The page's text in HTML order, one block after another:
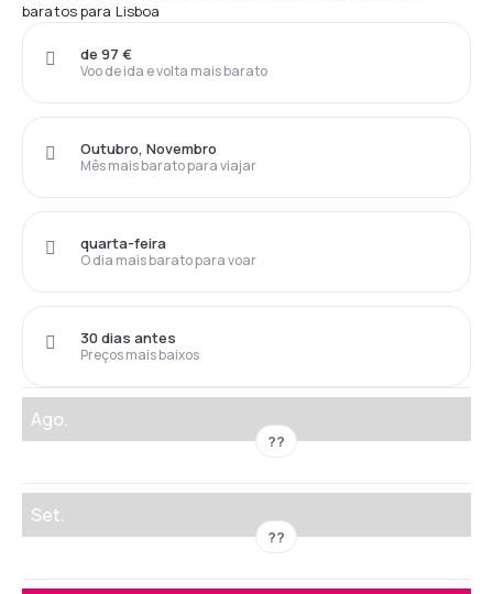
baratos para Lisboa
Voo de ida e volta mais barato
de 97 €
Mês mais barato para viajar
Outubro, Novembro
O dia mais barato para voar
quarta-feira
Preços mais baixos
30 dias antes
Ago.
??
Set.
??